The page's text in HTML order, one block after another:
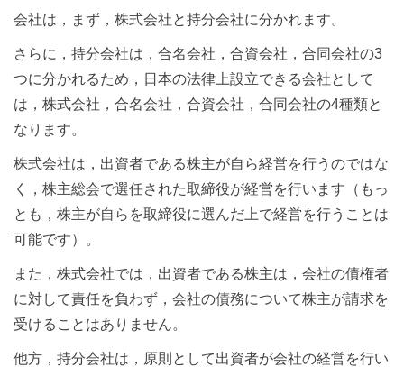
会社は，まず，株式会社と持分会社に分かれます。
さらに，持分会社は，合名会社，合資会社，合同会社の3
つに分かれるため，日本の法律上設立できる会社として
は，株式会社，合名会社，合資会社，合同会社の4種類と
なります。
株式会社は，出資者である株主が自ら経営を行うのではな
く，株主総会で選任された取締役が経営を行います（もっ
とも，株主が自らを取締役に選んだ上で経営を行うことは
可能です）。
また，株式会社では，出資者である株主は，会社の債権者
に対して責任を負わず，会社の債務について株主が請求を
受けることはありません。
他方，持分会社は，原則として出資者が会社の経営を行い